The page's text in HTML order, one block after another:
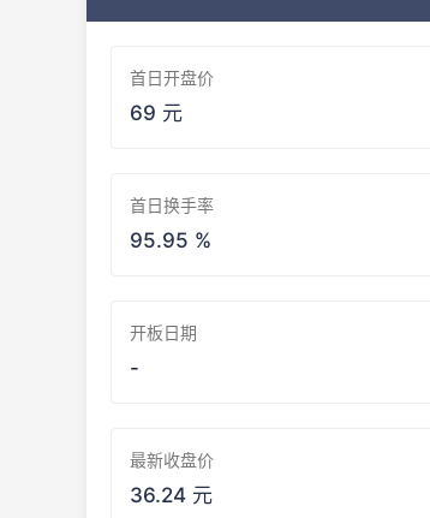
首日开盘价
69 元
首日换手率
95.95 %
开板日期
-
最新收盘价
36.24 元